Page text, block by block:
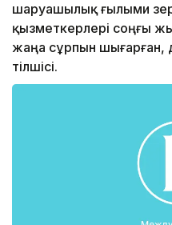
шаруашылық ғылыми
қызметкерлері соңғы
жаңа сұрпын шығарған,
тілшісі.